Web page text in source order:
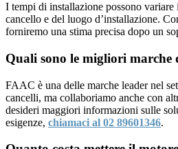
I tempi di installazione possono variare
cancello e del luogo d’installazione.
forniremo una stima precisa dopo un
Quali sono le migliori marche
FAAC è una delle marche leader nel
cancelli, ma collaboriamo anche con
desideri maggiori informazioni sulle
esigenze, chiamaci al 02 89601346.